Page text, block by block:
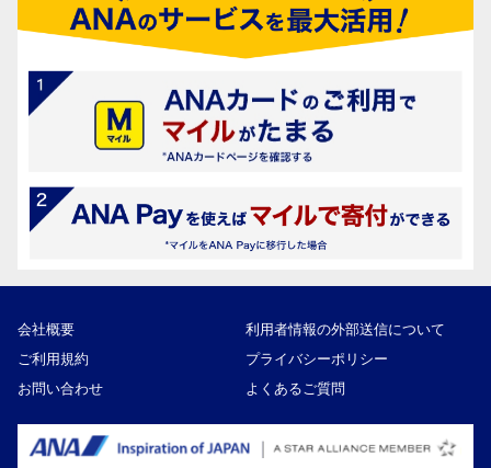
会社概要
利用者情報の外部送信について
ご利用規約
プライバシーポリシー
お問い合わせ
よくあるご質問